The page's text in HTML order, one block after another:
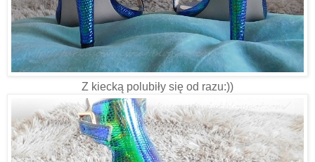
Z kiecką polubiły się od razu:))